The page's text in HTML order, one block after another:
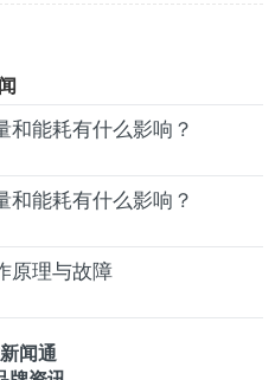
和能耗有什么影响？
和能耗有什么影响？
原理与故障
闻通